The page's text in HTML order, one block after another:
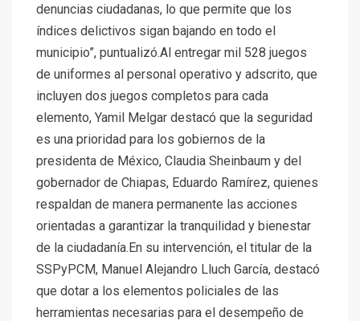
denuncias ciudadanas, lo que permite que los
índices delictivos sigan bajando en todo el
municipio”, puntualizó.Al entregar mil 528 juegos
de uniformes al personal operativo y adscrito, que
incluyen dos juegos completos para cada
elemento, Yamil Melgar destacó que la seguridad
es una prioridad para los gobiernos de la
presidenta de México, Claudia Sheinbaum y del
gobernador de Chiapas, Eduardo Ramírez, quienes
respaldan de manera permanente las acciones
orientadas a garantizar la tranquilidad y bienestar
de la ciudadanía.En su intervención, el titular de la
SSPyPCM, Manuel Alejandro Lluch García, destacó
que dotar a los elementos policiales de las
herramientas necesarias para el desempeño de